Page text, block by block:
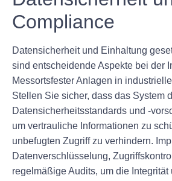
Compliance
Datensicherheit und Einhaltung
sind entscheidende Aspekte bei der
Messortsfester Anlagen in
Stellen Sie sicher, dass das System
Datensicherheitsstandards und -
um vertrauliche Informationen zu
unbefugten Zugriff zu verhindern.
Datenverschlüsselung,
regelmäßige Audits, um die